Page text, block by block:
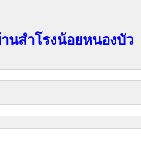
นสำโรงน้อยหนองบัว